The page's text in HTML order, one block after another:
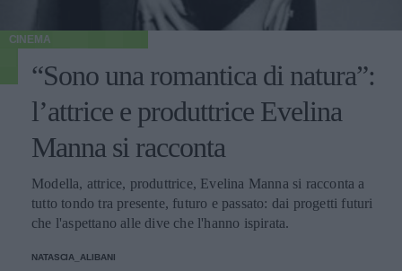
CINEMA
“Sono una romantica di natura”:
l’attrice e produttrice Evelina
Manna si racconta
Modella, attrice, produttrice, Evelina Manna si racconta a
tutto tondo tra presente, futuro e passato: dai progetti futuri
che l'aspettano alle dive che l'hanno ispirata.
NATASCIA_ALIBANI